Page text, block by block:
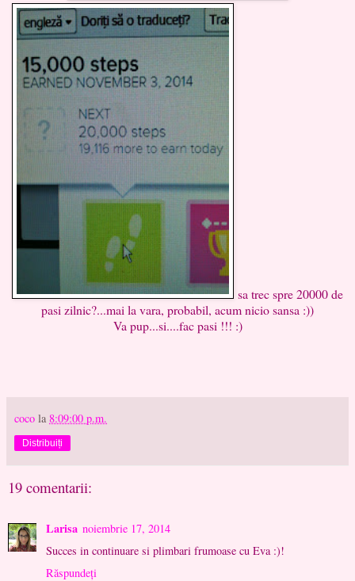
sa trec spre 20000 de
pasi zilnic?...mai la vara, probabil, acum nicio sansa :))
Va pup...si....fac pasi !!! :)
coco la 8:09:00 p.m.
Distribuiți
19 comentarii:
Larisa noiembrie 17, 2014
Succes in continuare si plimbari frumoase cu Eva :)!
Răspundeți